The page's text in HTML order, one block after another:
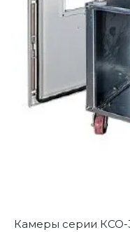
Камеры серии КСО-